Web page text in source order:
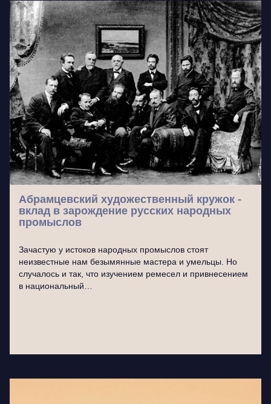
Абрамцевский художественный кружок -
вклад в зарождение русских народных
промыслов
Зачастую у истоков народных промыслов стоят
неизвестные нам безымянные мастера и умельцы. Но
случалось и так, что изучением ремесел и привнесением
в национальный…